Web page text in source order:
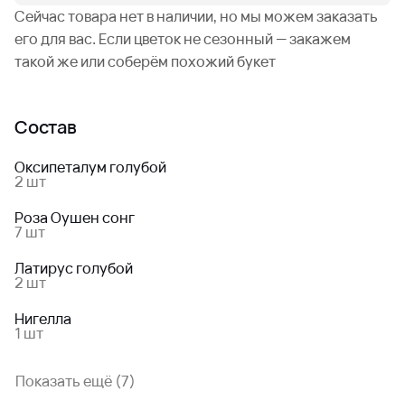
Сейчас товара нет в наличии, но мы можем заказать
его для вас. Если цветок не сезонный — закажем
такой же или соберём похожий букет
Состав
Оксипеталум голубой
2 шт
Роза Оушен сонг
7 шт
Латирус голубой
2 шт
Нигелла
1 шт
Показать ещё (7)